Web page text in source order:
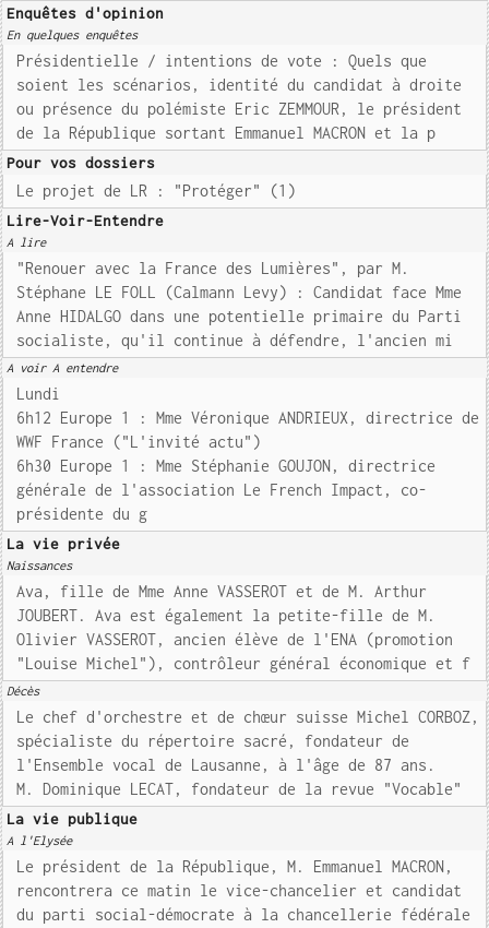
Enquêtes d'opinion
En quelques enquêtes
Présidentielle / intentions de vote : Quels que
soient les scénarios, identité du candidat à droite
ou présence du polémiste Eric ZEMMOUR, le président
de la République sortant Emmanuel MACRON et la p
Pour vos dossiers
Le projet de LR : "Protéger" (1)
Lire-Voir-Entendre
A lire
"Renouer avec la France des Lumières", par M.
Stéphane LE FOLL (Calmann Levy) : Candidat face Mme
Anne HIDALGO dans une potentielle primaire du Parti
socialiste, qu'il continue à défendre, l'ancien mi
A voir A entendre
Lundi
6h12 Europe 1 : Mme Véronique ANDRIEUX, directrice de
WWF France ("L'invité actu")
6h30 Europe 1 : Mme Stéphanie GOUJON, directrice
générale de l'association Le French Impact, co-
présidente du g
La vie privée
Naissances
Ava, fille de Mme Anne VASSEROT et de M. Arthur
JOUBERT. Ava est également la petite-fille de M.
Olivier VASSEROT, ancien élève de l'ENA (promotion
"Louise Michel"), contrôleur général économique et f
Décès
Le chef d'orchestre et de chœur suisse Michel CORBOZ,
spécialiste du répertoire sacré, fondateur de
l'Ensemble vocal de Lausanne, à l'âge de 87 ans.
M. Dominique LECAT, fondateur de la revue "Vocable"
La vie publique
A l'Elysée
Le président de la République, M. Emmanuel MACRON,
rencontrera ce matin le vice-chancelier et candidat
du parti social-démocrate à la chancellerie fédérale